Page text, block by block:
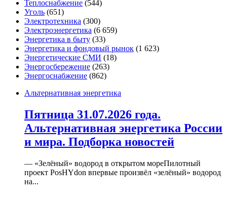
Теплоснабжение (544)
Уголь (651)
Электротехника (300)
Электроэнергетика (6 659)
Энергетика в быту (33)
Энергетика и фондовый рынок (1 623)
Энергетические СМИ (18)
Энергосбережение (263)
Энергоснабжение (862)
Альтернативная энергетика
Пятница 31.07.2026 года.
Альтернативная энергетика России
и мира. Подборка новостей
— «Зелёный» водород в открытом мореПилотный
проект PosHYdon впервые произвёл «зелёный» водород
на...